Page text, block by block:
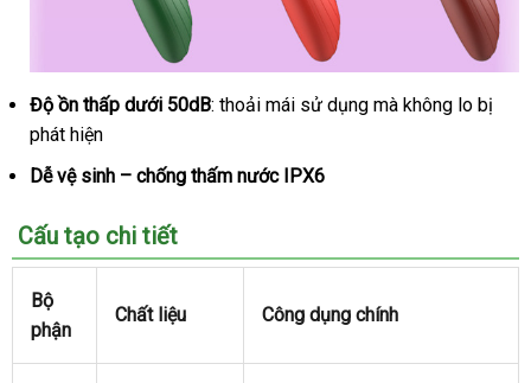
Độ ồn thấp dưới 50dB: thoải mái sử dụng hàng
mà không lo bị
phát hiện
Dễ vệ sinh – chống thấm nước IPX6
️ Cấu tạo chi tiết
Bộ
phận
Chất liệu Công dụng chính